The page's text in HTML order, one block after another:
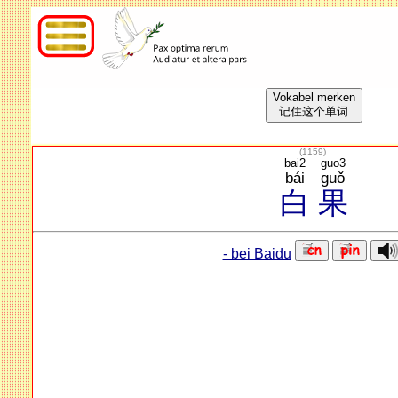
Vokabel merken
记住这个单词
(1159)
白
bái
bai2
果
guǒ
guo3
- bei Baidu